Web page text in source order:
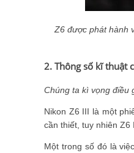
Z6 được phát hành
2. Thông số kĩ thuật
Chúng ta kì vọng điều
Nikon Z6 III là một
cần thiết, tuy nhiên Z6
Một trong số đó là